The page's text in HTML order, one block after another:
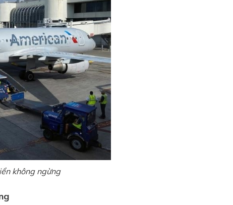
không ngừng